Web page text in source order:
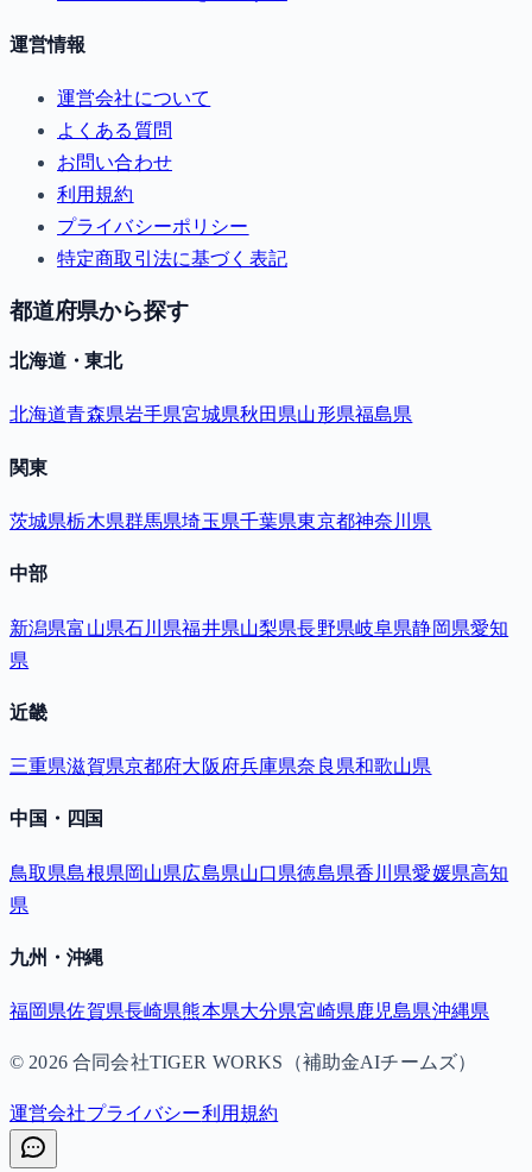
運営情報
運営会社について
よくある質問
お問い合わせ
利用規約
プライバシーポリシー
特定商取引法に基づく表記
都道府県から探す
北海道・東北
北海道青森県岩手県宮城県秋田県山形県福島県
関東
茨城県栃木県群馬県埼玉県千葉県東京都神奈川県
中部
新潟県富山県石川県福井県山梨県長野県岐阜県静岡県愛知
県
近畿
三重県滋賀県京都府大阪府兵庫県奈良県和歌山県
中国・四国
鳥取県島根県岡山県広島県山口県徳島県香川県愛媛県高知
県
九州・沖縄
福岡県佐賀県長崎県熊本県大分県宮崎県鹿児島県沖縄県
© 2026合同会社TIGER WORKS（補助金AIチームズ）
運営会社プライバシー利用規約